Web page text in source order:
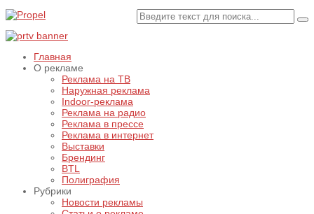
Главная
О рекламе
Реклама на ТВ
Наружная реклама
Indoor-реклама
Реклама на радио
Реклама в прессе
Реклама в интернет
Выставки
Брендинг
BTL
Полиграфия
Рубрики
Новости рекламы